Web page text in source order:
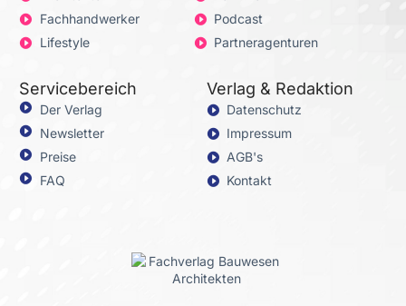
Fachhandwerker
Lifestyle
Podcast
Partneragenturen
Servicebereich
Der Verlag
Newsletter
Preise
FAQ
Verlag & Redaktion
Datenschutz
Impressum
AGB's
Kontakt